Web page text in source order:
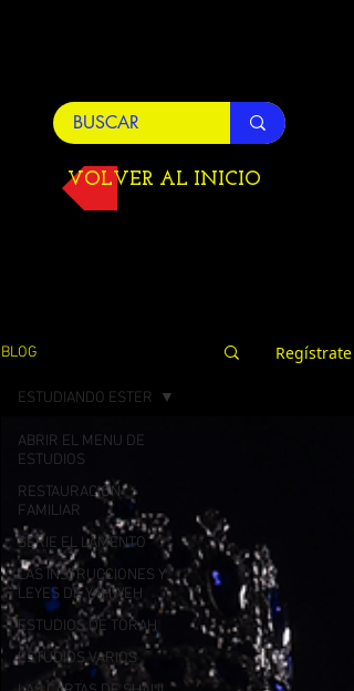
VOLVER AL INICIO
BLOG Regístrate
ABRIR EL MENU DE
ESTUDIOS
RESTAURACION
FAMILIAR
SERIE EL LAMENTO
LAS INSTRUCCIONES Y
LEYES DE YAHWEH
ESTUDIOS DE TORAH
ESTUDIOS VARIOS
ESTUDIANDO ESTER